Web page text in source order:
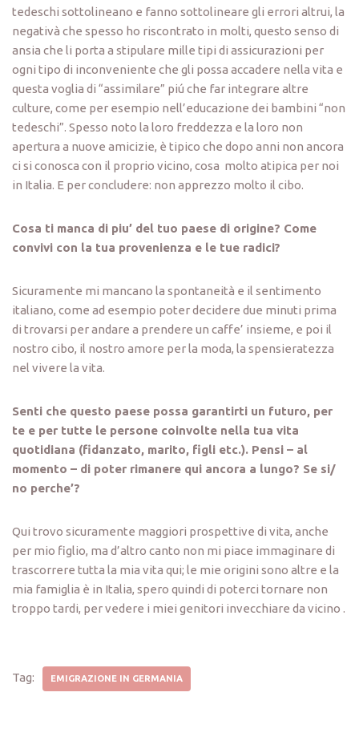
tedeschi sottolineano e fanno sottolineare gli errori altrui, la
negativà che spesso ho riscontrato in molti, questo senso di
ansia che li porta a stipulare mille tipi di assicurazioni per
ogni tipo di inconveniente che gli possa accadere nella vita e
questa voglia di “assimilare” piú che far integrare altre
culture, come per esempio nell’educazione dei bambini “non
tedeschi”. Spesso noto la loro freddezza e la loro non
apertura a nuove amicizie, è tipico che dopo anni non ancora
ci si conosca con il proprio vicino, cosa molto atipica per noi
in Italia. E per concludere: non apprezzo molto il cibo.
Cosa ti manca di piu’ del tuo paese di origine? Come
convivi con la tua provenienza e le tue radici?
Sicuramente mi mancano la spontaneità e il sentimento
italiano, come ad esempio poter decidere due minuti prima
di trovarsi per andare a prendere un caffe’ insieme, e poi il
nostro cibo, il nostro amore per la moda, la spensieratezza
nel vivere la vita.
Senti che questo paese possa garantirti un futuro, per
te e per tutte le persone coinvolte nella tua vita
quotidiana (fidanzato, marito, figli etc.). Pensi – al
momento – di poter rimanere qui ancora a lungo? Se si/
no perche’?
Qui trovo sicuramente maggiori prospettive di vita, anche
per mio figlio, ma d’altro canto non mi piace immaginare di
trascorrere tutta la mia vita qui; le mie origini sono altre e la
mia famiglia è in Italia, spero quindi di poterci tornare non
troppo tardi, per vedere i miei genitori invecchiare da vicino .
Tag: EMIGRAZIONE IN GERMANIA